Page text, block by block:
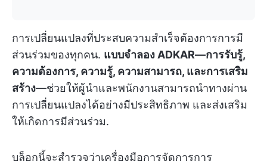
การเปลี่ยนแปลงที่ประสบความสำเร็จต้องการการมี
ส่วนร่วมของทุกคน. แบบจำลอง ADKAR—การรับรู้,
ความต้องการ, ความรู้, ความสามารถ, และการเสริม
สร้าง—ช่วยให้ผู้นำและพนักงานสามารถนำทางผ่าน
การเปลี่ยนแปลงได้อย่างมีประสิทธิภาพ และส่งเสริม
ให้เกิดการมีส่วนร่วม.
บล็อกนี้จะสำรวจว่าเครื่องมือการจัดการการ